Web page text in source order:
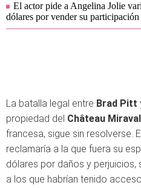
El actor pide a Angelina Jolie
dólares por vender su
La batalla legal entre Brad Pitt
propiedad del Château Miraval
francesa, sigue sin resolverse.
reclamaría a la que fuera su
dólares por daños y perjuicios,
a los que habrían tenido acceso